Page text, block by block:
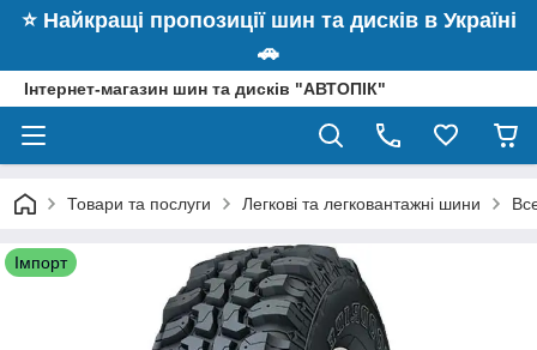
⭐️ Найкращі пропозиції шин та дисків в Україні
🚗
Інтернет-магазин шин та дисків "АВТОПІК"
Товари та послуги Легкові та легковантажні шини
Імпорт